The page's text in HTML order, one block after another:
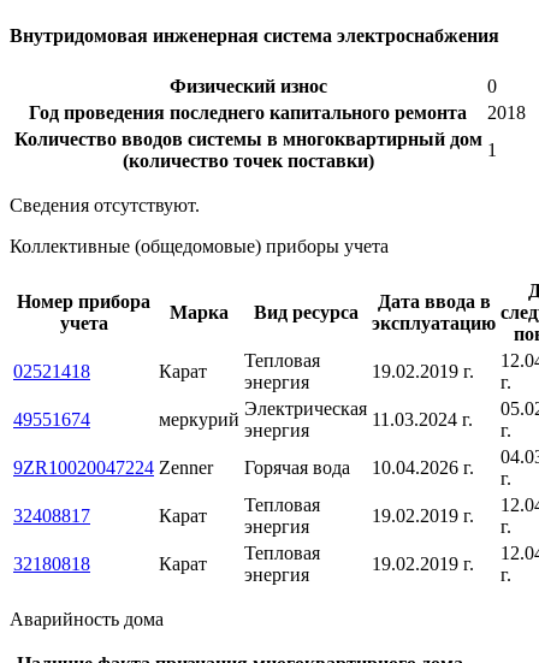
Внутридомовая инженерная система электроснабжения
Физический износ
0
Год проведения последнего капитального ремонта
2018
Количество вводов системы в многоквартирный дом
(количество точек поставки)
1
Сведения отсутствуют.
Коллективные (общедомовые) приборы учета
Номер прибора
учета
Марка Вид ресурса
Дата ввода в
эксплуатацию
02521418
Карат
Тепловая
энергия
19.02.2019 г.
г.
49551674
меркурий
Электрическая
энергия
11.03.2024 г.
г.
9ZR10020047224 Zenner Горячая вода 10.04.2026 г.
г.
32408817
Карат
Тепловая
энергия
19.02.2019 г.
г.
32180818
Карат
Тепловая
энергия
19.02.2019 г.
г.
Аварийность дома